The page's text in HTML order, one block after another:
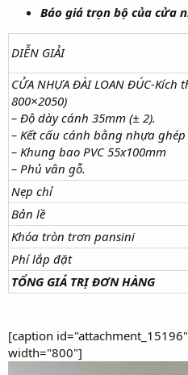
Báo giá trọn bộ của cửa
DIỄN GIẢI
CỬA NHỰA ĐÀI LOAN ĐÚC-Kích
800×2050)
– Độ dày cánh 35mm (± 2).
– Kết cấu cánh bằng nhựa
– Khung bao PVC 55x100mm
– Phủ vân gỗ.
Nẹp chỉ
Bản lề
Khóa tròn trơn pansini
Phí lắp đặt
TỔNG GIÁ TRỊ ĐƠN HÀNG
[caption
width="800"]